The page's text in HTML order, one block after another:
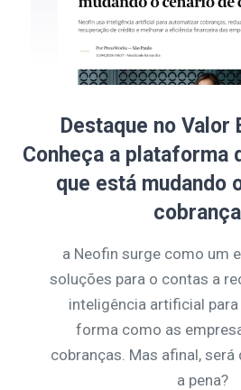
Destaque no Valor
Conheça a plataforma
que está mudando
a Neofin surge como um
soluções para o contas a
inteligência artificial
forma como as
cobranças. Mas afinal, será
a pena?